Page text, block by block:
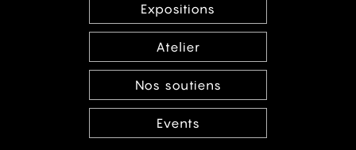
Expositions
Atelier
Nos soutiens
Events